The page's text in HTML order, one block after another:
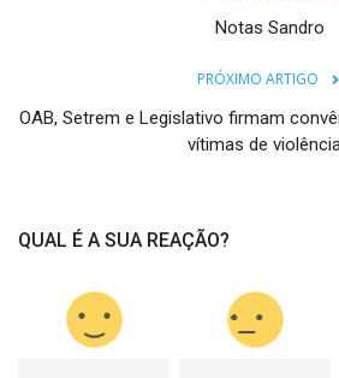
Notas Sandro
PRÓXIMO ARTIGO
OAB, Setrem e Legislativo firmam
vítimas de
QUAL É A SUA REAÇÃO?